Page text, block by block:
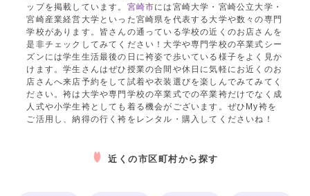
ップを掲載しています。 宮崎市には宮崎大学・宮崎公立大学・
宮崎産業経営大学といった宮崎県を代表する大学や数々の専門
学校があります。皆さんの通っている学校の近くのお店さんを
是非チェックしてみてください！大学や専門学校の卒業式シー
ズンには学生生活最後の日に袴姿で歩いている様子をよく見か
けます。学生さんはぜひ授業の合間や休日に気軽にお近くのお
店さんへ来店予約をして試着や衣装選びを楽しんでみてみてく
ださい。袴は大学や専門学校の卒業式での卒業袴だけでなく成
人式や小学生袴としても着る機会がございます。ぜひMy袴を
ご活用し、納得の行く袴をレンタル・購入してくださいね！
近くの市区町村から探す